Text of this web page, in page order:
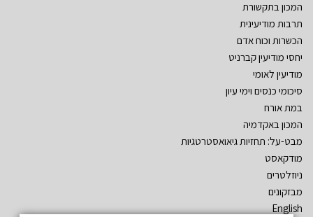
המכון בתקשורת
תרבות מודיעינית
הכשרות וכוח אדם
יחסי מודיעין קברניט
מודיעין לאומי
סיכומי כנסים וימי עיון
במת אורח
המכון באקדמיה
מבט-על: תחזיות גיאואסטרטגיות
מודקאסט
ניוזלטרים
מבזקונים
English